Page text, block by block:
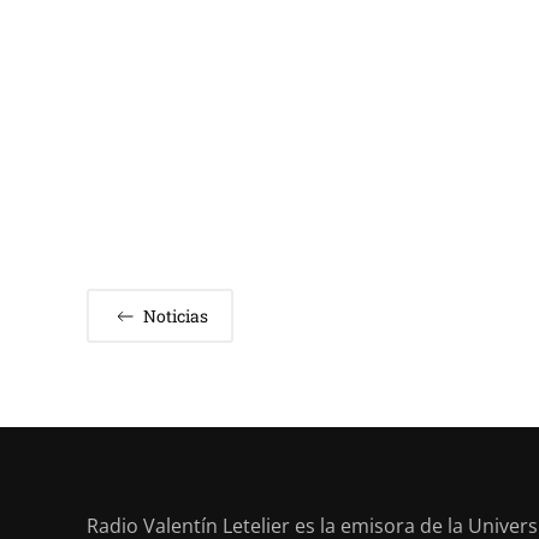
Noticias
Radio Valentín Letelier es la emisora de la